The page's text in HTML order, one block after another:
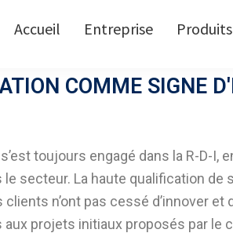
Accueil Entreprise Produits
COMME SIGNE
toujours engagé dans la R-D-I,
secteur. La haute qualification de
n’ont pas cessé d’innover et
projets initiaux proposés par le